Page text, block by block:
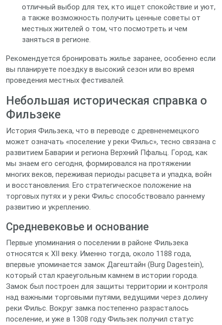
отличный выбор для тех, кто ищет спокойствие и уют,
а также возможность получить ценные советы от
местных жителей о том, что посмотреть и чем
заняться в регионе.
Рекомендуется бронировать жилье заранее, особенно если
вы планируете поездку в высокий сезон или во время
проведения местных фестивалей.
Небольшая историческая справка о
Фильзеке
История Фильзека, что в переводе с древненемецкого
может означать «поселение у реки Фильс», тесно связана с
развитием Баварии и региона Верхний Пфальц. Город, как
мы знаем его сегодня, формировался на протяжении
многих веков, переживая периоды расцвета и упадка, войн
и восстановления. Его стратегическое положение на
торговых путях и у реки Фильс способствовало раннему
развитию и укреплению.
Средневековье и основание
Первые упоминания о поселении в районе Фильзека
относятся к XII веку. Именно тогда, около 1188 года,
впервые упоминается замок Дагештайн (Burg Dagestein),
который стал краеугольным камнем в истории города.
Замок был построен для защиты территории и контроля
над важными торговыми путями, ведущими через долину
реки Фильс. Вокруг замка постепенно разрасталось
поселение, и уже в 1308 году Фильзек получил статус